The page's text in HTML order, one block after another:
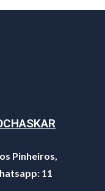
Pinheiros,
11